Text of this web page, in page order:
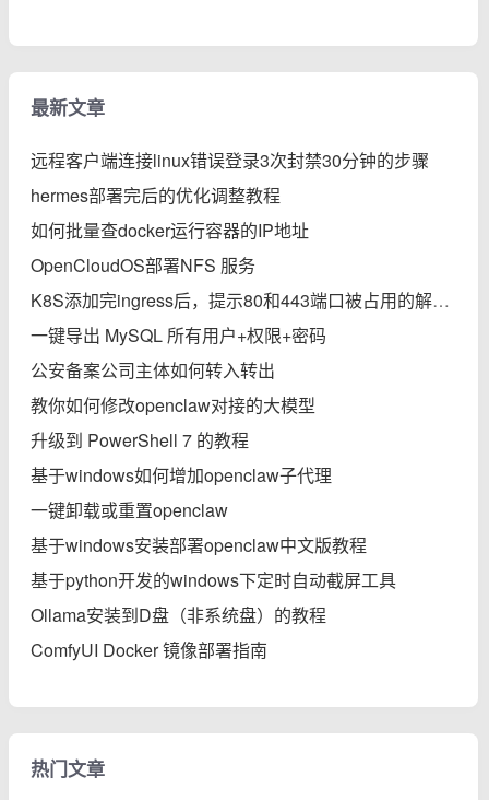
最新文章
远程客户端连接linux错误登录3次封禁30分钟的步骤
hermes部署完后的优化调整教程
如何批量查docker运行容器的IP地址
OpenCloudOS部署NFS 服务
K8S添加完ingress后，提示80和443端口被占用的解决办法
一键导出 MySQL 所有用户+权限+密码
公安备案公司主体如何转入转出
教你如何修改openclaw对接的大模型
升级到 PowerShell 7 的教程
基于windows如何增加openclaw子代理
一键卸载或重置openclaw
基于windows安装部署openclaw中文版教程
基于python开发的windows下定时自动截屏工具
Ollama安装到D盘（非系统盘）的教程
ComfyUI Docker 镜像部署指南
热门文章